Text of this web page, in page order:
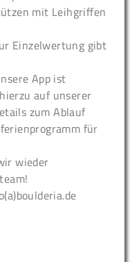
mit Leihgriffen
Einzelwertung gibt
App ist
auf unserer
zum Ablauf
für
wieder